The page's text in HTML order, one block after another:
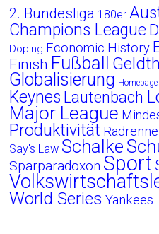
2. Bundesliga 180er
Champions League
Doping Economic History
Finish Fußball
Globalisierung Homepage
Keynes Lautenbach
Major League
Produktivität
Say's Law Schalke
Sparparadoxon Sport
World Series Yankees